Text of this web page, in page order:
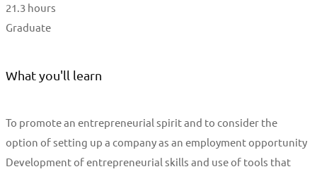
21.3 hours
Graduate
What you'll learn
To promote an entrepreneurial spirit and to consider the
option of setting up a company as an employment opportunity
Development of entrepreneurial skills and use of tools that